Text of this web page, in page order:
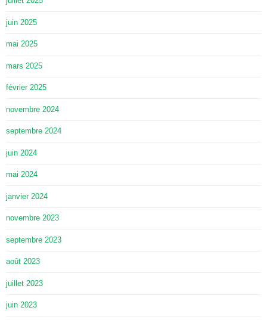
juin 2025
mai 2025
mars 2025
février 2025
novembre 2024
septembre 2024
juin 2024
mai 2024
janvier 2024
novembre 2023
septembre 2023
août 2023
juillet 2023
juin 2023